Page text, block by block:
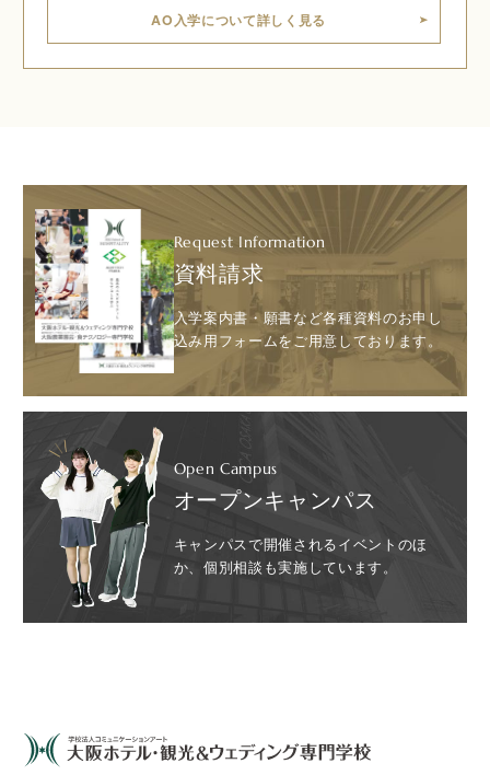
AO入学について詳しく見る
Request Information
資料請求
入学案内書・願書など各種資料のお申し
込み用フォームをご用意しております。
Open Campus
オープンキャンパス
キャンパスで開催されるイベントのほ
か、個別相談も実施しています。